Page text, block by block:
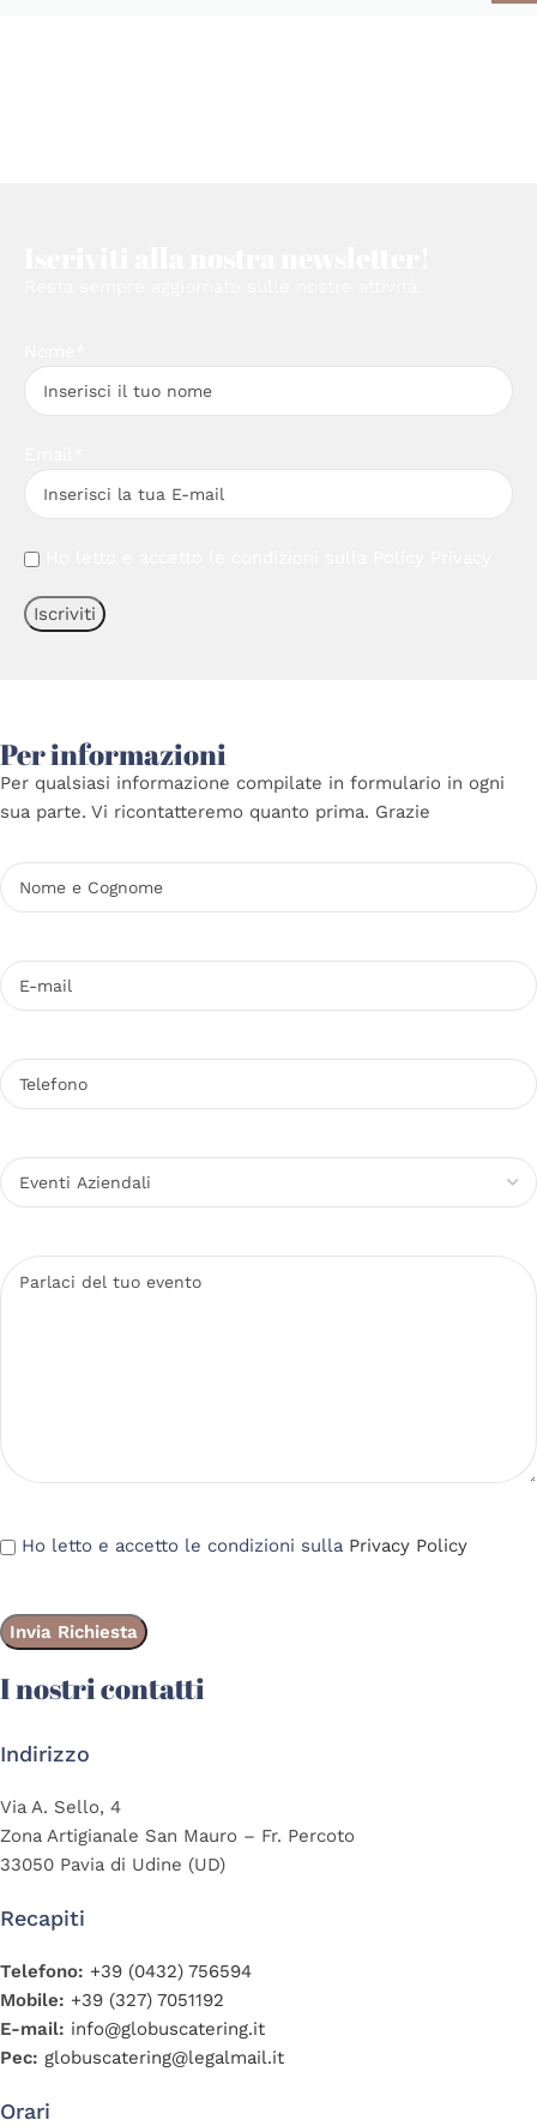
Per informazioni
Per qualsiasi informazione compilate in formulario in ogni
sua parte. Vi ricontatteremo quanto prima. Grazie
Ho letto e accetto le condizioni sulla Privacy Policy
I nostri contatti
Indirizzo
Via A. Sello, 4
Zona Artigianale San Mauro – Fr. Percoto
33050 Pavia di Udine (UD)
Recapiti
Telefono: +39 (0432) 756594
Mobile: +39 (327) 7051192
E-mail: info@globuscatering.it
Pec: globuscatering@legalmail.it
Orari